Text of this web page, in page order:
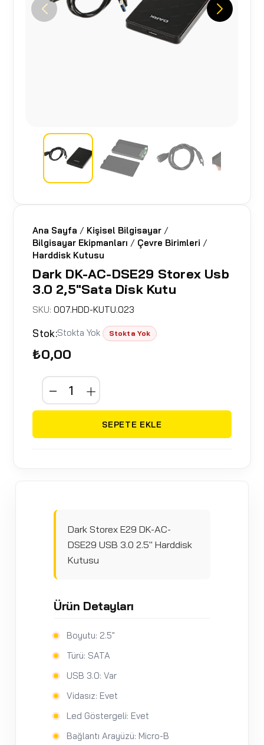
Ana Sayfa / Kişisel Bilgisayar /
Bilgisayar Ekipmanları / Çevre Birimleri /
Harddisk Kutusu
Dark DK-AC-DSE29 Storex Usb
3.0 2,5"Sata Disk Kutu
SKU:007.HDD-KUTU.023
Stok:Stokta Yok Stokta Yok
₺0,00
SEPETE EKLE
Dark Storex E29 DK-AC-
DSE29 USB 3.0 2.5" Harddisk
Kutusu
Ürün Detayları
Boyutu: 2.5"
Türü: SATA
USB 3.0: Var
Vidasız: Evet
Led Göstergeli: Evet
Bağlantı Arayüzü: Micro-B